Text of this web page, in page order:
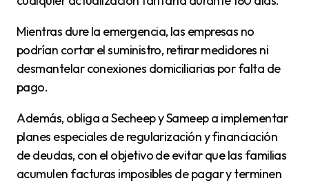
Mientras dure la emergencia, las empresas no
podrían cortar el suministro, retirar medidores ni
desmantelar conexiones domiciliarias por falta de
pago.
Además, obliga a Secheep y Sameep a implementar
planes especiales de regularización y financiación
de deudas, con el objetivo de evitar que las familias
acumulen facturas imposibles de pagar y terminen